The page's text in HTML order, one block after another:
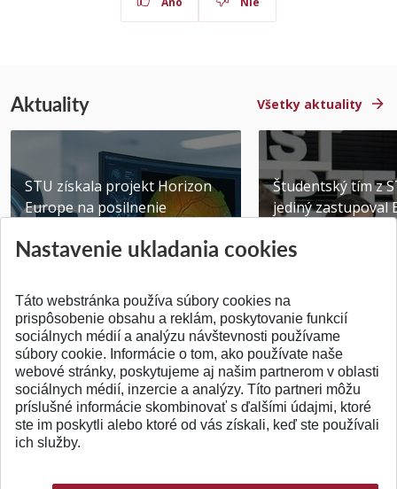
Aktuality Všetky aktuality
STU získala projekt Horizon
Europe na posilnenie
Publikované 31.07.2026
Študentský tím z
jediný zastupoval
Publikované
SPÄŤ NA VRCH
Nastavenie ukladania cookies
Táto webstránka používa súbory cookies na
prispôsobenie obsahu a reklám, poskytovanie funkcií
sociálnych médií a analýzu návštevnosti používame
súbory cookie. Informácie o tom, ako používate naše
webové stránky, poskytujeme aj našim partnerom v oblasti
sociálnych médií, inzercie a analýzy. Títo partneri môžu
príslušné informácie skombinovať s ďalšími údajmi, ktoré
ste im poskytli alebo ktoré od vás získali, keď ste používali
ich služby.